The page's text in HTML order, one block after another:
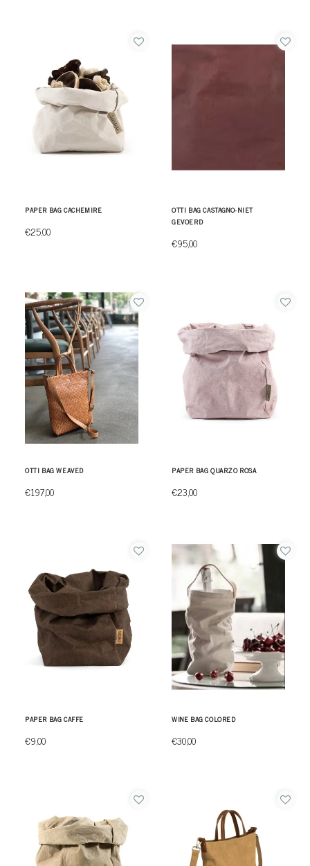
PAPER BAG CACHEMIRE
€25,00
OTTI BAG CASTAGNO- NIET
GEVOERD
€95,00
OTTI BAG WEAVED
€197,00
PAPER BAG QUARZO ROSA
€23,00
PAPER BAG CAFFE
€9,00
WINE BAG COLORED
€30,00